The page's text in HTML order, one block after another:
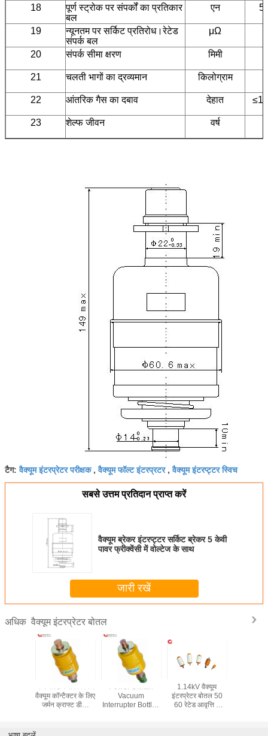
18
पूर्ण स्ट्रोक पर संपर्कों का प्रतिकार
बल
एन
19
न्यूनतम पर सर्किट प्रतिरोध।रेटेड
संपर्क बल
μΩ
20 संपर्क सीमा क्षरण मिमी
21 चलती भागों का द्रव्यमान किलोग्राम
22 आंतरिक गैस का दबाव देहात
23 शेल्फ जीवन वर्ष
टैग:वैक्यूम इंटरप्रेटर परीक्षक,वैक्यूम फॉल्ट इंटरप्रटर,वैक्यूम इंटरप्ट्टर स्विच
सबसे उत्तम प्रतिदान प्राप्त करें
वैक्यूम ब्रेकर इंटरप्ट्टर सर्किट ब्रेकर 5 केवी
पावर फ्रीक्वेंसी में वोल्टेज के साथ
जारी रखें
अधिक वैक्यूम इंटरप्रेटर बोतल
कम वोल्टेज पावर स्विच
वैक्यूम कॉन्टैक्टर के लिए
जर्मन क्राफ्ट डीसी
Power Switch
Vacuum
Interrupter Bottle ,
1.14kV वैक्यूम
इंटरप्रेटर बोतल 50
60 रेटेड आवृत्ति 1